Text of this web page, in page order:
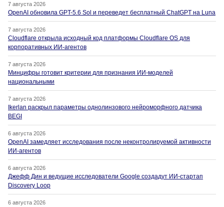
7 августа 2026
OpenAI обновила GPT-5.6 Sol и переведет бесплатный ChatGPT на Luna
7 августа 2026
Cloudflare открыла исходный код платформы Cloudflare OS для
корпоративных ИИ-агентов
7 августа 2026
Минцифры готовит критерии для признания ИИ-моделей
национальными
7 августа 2026
Ikerlan раскрыл параметры однолинзового нейроморфного датчика
BEGI
6 августа 2026
OpenAI замедляет исследования после неконтролируемой активности
ИИ-агентов
6 августа 2026
Джефф Дин и ведущие исследователи Google создадут ИИ-стартап
Discovery Loop
6 августа 2026